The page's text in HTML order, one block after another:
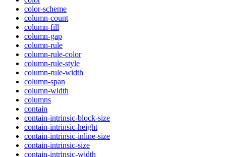
color-scheme
column-count
column-fill
column-gap
column-rule
column-rule-color
column-rule-style
column-rule-width
column-span
column-width
columns
contain
contain-intrinsic-block-size
contain-intrinsic-height
contain-intrinsic-inline-size
contain-intrinsic-size
contain-intrinsic-width